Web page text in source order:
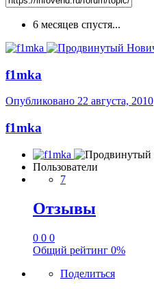
6 месяцев спустя...
f1mka
Опубликовано 22 августа, 2010
f1mka
Пользователи
7
Отзывы
0 0 0
Общий рейтинг 0%
Поделиться